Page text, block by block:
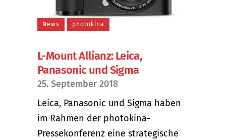
News photokina
L-Mount Allianz: Leica,
Panasonic und Sigma
25. September 2018
Leica, Panasonic und Sigma haben
im Rahmen der photokina-
Pressekonferenz eine strategische